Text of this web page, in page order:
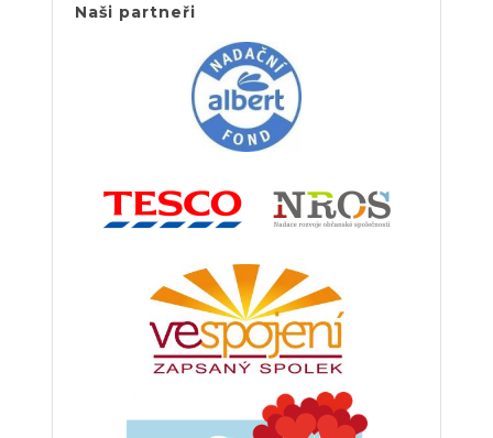
Naši partneři